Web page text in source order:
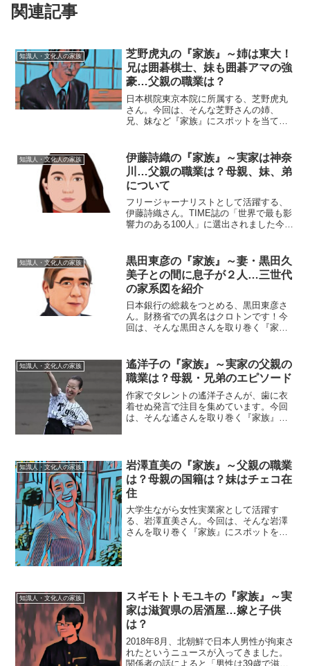
関連記事
知識人・文化人の家族
芝野虎丸の『家族』～姉は東大！
兄は囲碁棋士、妹も囲碁アマの強
豪…父親の職業は？
日本棋院東京本院に所属する、芝野虎丸
さん。今回は、そんな芝野さんの姉、
兄、妹など『家族』にスポットを当て、
月日：1999年11月9日年齢：19歳身長：
不明血液型：不明...
知識人・文化人の家族
伊藤詩織の『家族』～実家は神奈
川…父親の職業は？母親、妹、弟
について
フリージャーナリストとして活躍する、
伊藤詩織さん。TIME誌の「世界で最も影
響力のある100人」に選出されました今回
伊藤詩織（いとう・しおり）生年月日：
1989年出身：...
知識人・文化人の家族
黒田東彦の『家族』～妻・黒田久
美子との間に息子が２人…三世代
の家系図を紹介
日本銀行の総裁をつとめる、黒田東彦さ
ん。財務省での異名はクロトンです！今
回は、そんな黒田さんを取り巻く『家
〈昭和19年〉10月25日出身地 ：福岡県
大牟田市出身大学：...
知識人・文化人の家族
遙洋子の『家族』～実家の父親の
職業は？母親・兄弟のエピソード
作家でタレントの遙洋子さんが、歯に衣
着せぬ発言で注目を集めています。今回
は、そんな遙さんを取り巻く『家族』に
営していて、牧場の場所...
知識人・文化人の家族
岩澤直美の『家族』～父親の職業
は？母親の国籍は？妹はチェコ在
住
大学生ながら女性実業家として活躍す
る、岩澤直美さん。今回は、そんな岩澤
さんを取り巻く『家族』にスポットを当
知識人・文化人の家族
スギモトトモユキの『家族』～実
家は滋賀県の居酒屋…嫁と子供
は？
2018年8月、北朝鮮で日本人男性が拘束さ
れたというニュースが入ってきました。
関係者の話によると「男性は39歳で滋賀